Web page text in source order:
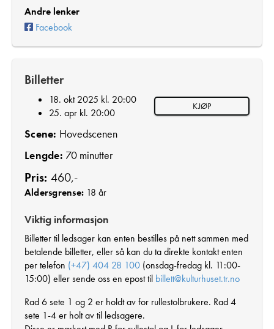
Andre lenker
Facebook
Billetter
18. okt 2025 kl. 20:00
25. apr kl. 20:00
KJØP
Scene: Hovedscenen
Lengde: 70 minutter
Pris: 460,-
Aldersgrense: 18 år
Viktig informasjon
Billetter til ledsager kan enten bestilles på nett sammen med
betalende billetter, eller så kan du ta direkte kontakt enten
per telefon (+47) 404 28 100 (onsdag-fredag kl. 11:00-
15:00) eller sende oss en epost til billett@kulturhuset.tr.no
Rad 6 sete 1 og 2 er holdt av for rullestolbrukere. Rad 4
sete 1-4 er holt av til ledsagere.